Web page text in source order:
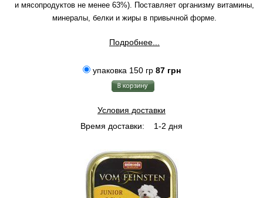
и мясопродуктов не менее 63%). Поставляет организму витамины,
минералы, белки и жиры в привычной форме.
Подробнее...
упаковка 150 гр 87 грн
Условия доставки
Время доставки:
1-2 дня